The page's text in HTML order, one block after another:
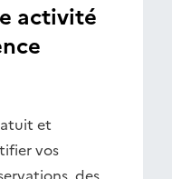
activité
et
vos